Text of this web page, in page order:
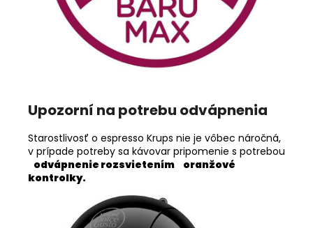
Upozorní na potrebu odvápnenia
Starostlivosť o espresso Krups nie je vôbec náročná,
v prípade potreby sa kávovar pripomenie s potrebou
odvápnenie rozsvietením
oranžové
kontrolky.